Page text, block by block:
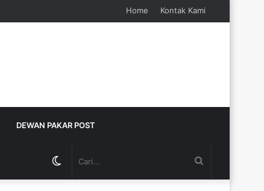
Home Kontak Kami
DEWAN PAKAR POST
Switch